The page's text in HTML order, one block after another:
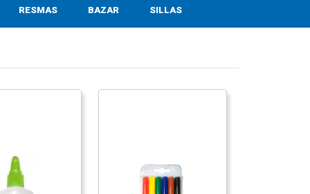
RESMAS BAZAR SILLAS